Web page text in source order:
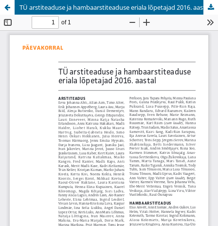
TÜ arstiteaduse ja hambaarstiteaduse eriala lõpetajad 2016. aastal